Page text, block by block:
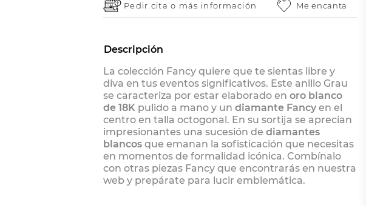
Pedir cita o más información Me encanta
Descripción
La colección Fancy quiere que te sientas libre y
diva en tus eventos significativos. Este anillo Grau
se caracteriza por estar elaborado en oro blanco
de 18K pulido a mano y un diamante Fancyen el
centro en talla octogonal. En su sortija se aprecian
impresionantes una sucesión de diamantes
blancosque emanan la sofisticación que necesitas
en momentos de formalidad icónica. Combínalo
con otras piezas Fancy que encontrarás en nuestra
web y prepárate para lucir emblemática.